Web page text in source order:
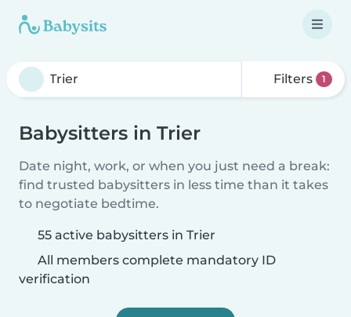
Filters 1
Babysitters in Trier
Date night, work, or when you just need a break:
find trusted babysitters in less time than it takes
to negotiate bedtime.
55 active babysitters in Trier
All members complete mandatory ID
verification